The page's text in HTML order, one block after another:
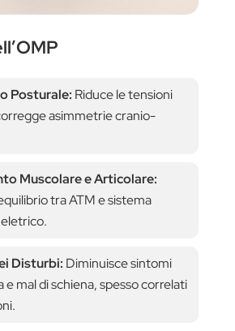
Posturale: Riduce le tensioni
asimmetrie cranio-
Muscolare e Articolare:
tra ATM e sistema
Disturbi: Diminuisce sintomi
e mal di schiena, spesso correlati